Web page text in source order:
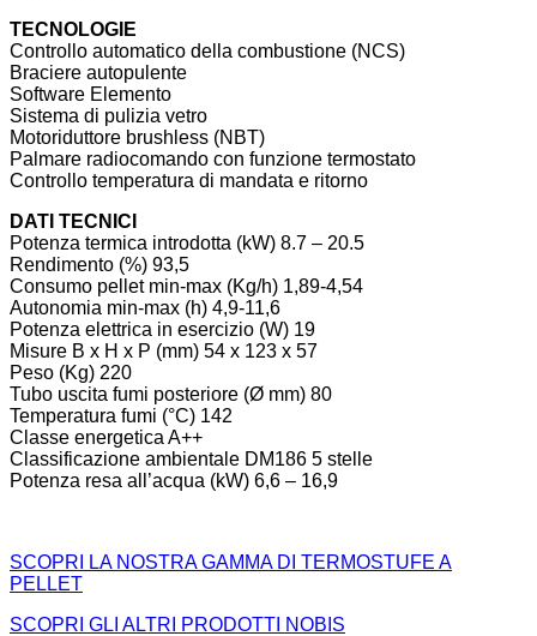
TECNOLOGIE
Controllo automatico della combustione (NCS)
Braciere autopulente
Software Elemento
Sistema di pulizia vetro
Motoriduttore brushless (NBT)
Palmare radiocomando con funzione termostato
Controllo temperatura di mandata e ritorno
DATI TECNICI
Potenza termica introdotta (kW) 8.7 – 20.5
Rendimento (%) 93,5
Consumo pellet min-max (Kg/h) 1,89-4,54
Autonomia min-max (h) 4,9-11,6
Potenza elettrica in esercizio (W) 19
Misure B x H x P (mm) 54 x 123 x 57
Peso (Kg) 220
Tubo uscita fumi posteriore (Ø mm) 80
Temperatura fumi (°C) 142
Classe energetica A++
Classificazione ambientale DM186 5 stelle
Potenza resa all’acqua (kW) 6,6 – 16,9
SCOPRI LA NOSTRA GAMMA DI TERMOSTUFE A
PELLET
SCOPRI GLI ALTRI PRODOTTI NOBIS